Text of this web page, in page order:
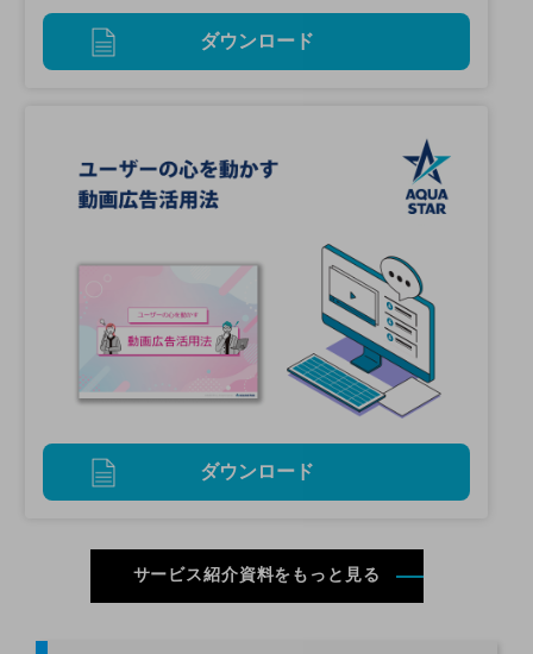
ダウンロード
ダウンロード
サービス紹介資料をもっと見る